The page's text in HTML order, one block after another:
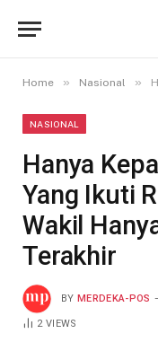
Home » Nasional »
NASIONAL
Hanya
Yang Ikuti
Wakil
Terakhir
BY MERDEKA-POS
2VIEWS